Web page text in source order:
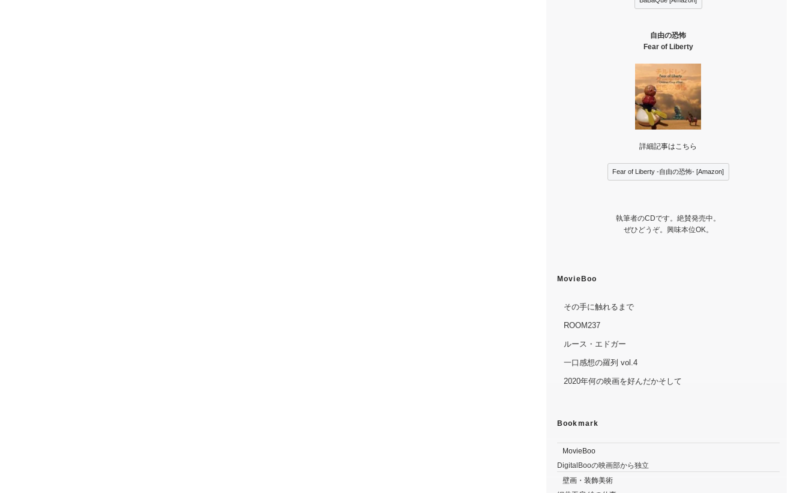
自由の恐怖
Fear of Liberty
詳細記事はこちら
Fear of Liberty -自由の恐怖- [Amazon]
執筆者のCDです。絶賛発売中。
ぜひどうぞ。興味本位OK。
MovieBoo
その手に触れるまで
ROOM237
ルース・エドガー
一口感想の羅列 vol.4
2020年何の映画を好んだかそして
Bookmark
MovieBoo
DigitalBooの映画部から独立
壁画・装飾美術